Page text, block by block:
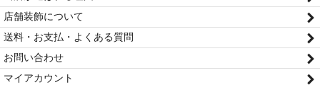
店舗装飾について
送料・お支払・よくある質問
お問い合わせ
マイアカウント